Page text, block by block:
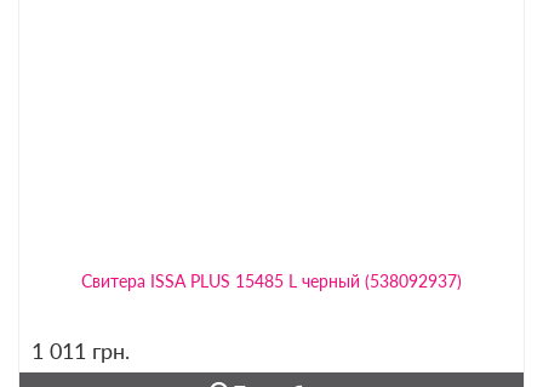
Свитера ISSA PLUS 15485 L черный (538092937)
1 011 грн.